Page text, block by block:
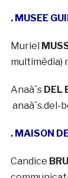
. MUSEE
Muriel
multimédia)
Anaà¯s DEL
anaà¯s.del-
. MAISON
Candice